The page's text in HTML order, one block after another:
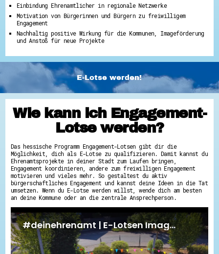
Einbindung Ehrenamtlicher in regionale Netzwerke
Motivation von Bürgerinnen und Bürgern zu freiwilligem
Engagement
Nachhaltig positive Wirkung für die Kommunen, Imageförderung
und Anstoß für neue Projekte
E-Lotse werden!
Wie kann ich Engagement-
Lotse werden?
Das hessische Programm Engagement-Lotsen gibt dir die
Möglichkeit, dich als E-Lotse zu qualifizieren. Damit kannst du
Ehrenamtsprojekte in deiner Stadt zum Laufen bringen,
Engagement koordinieren, andere zum freiwilligen Engagement
motivieren und vieles mehr. So gestaltest du aktiv
bürgerschaftliches Engagement und kannst deine Ideen in die Tat
umsetzen. Wenn du E-Lotse werden willst, wende dich am besten
an deine Kommune oder an die zentrale Ansprechperson.